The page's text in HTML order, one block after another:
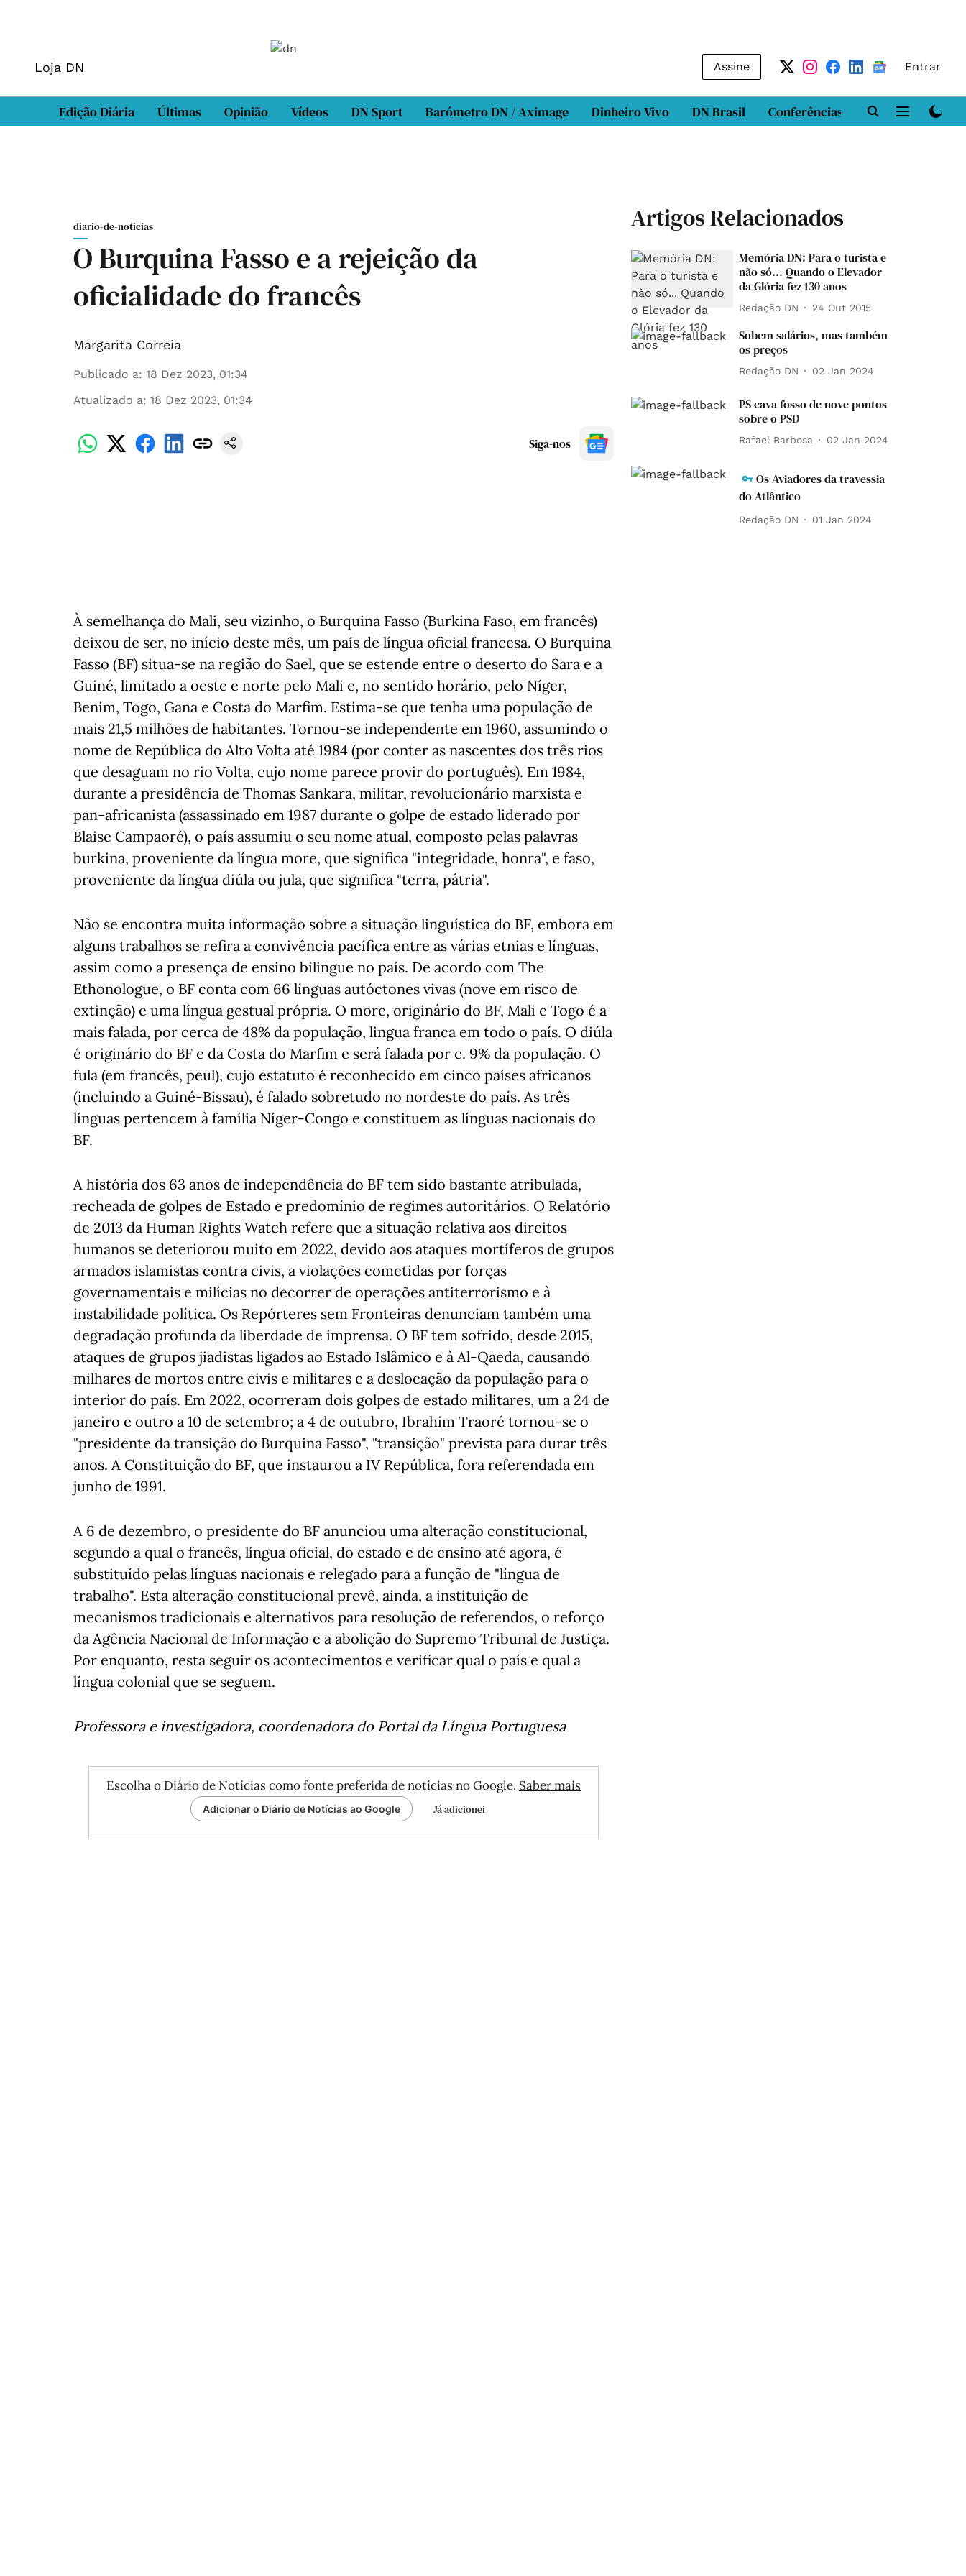
Loja DN Assine Entrar
Edição Diária Últimas Opinião Vídeos DN Sport Barómetro DN / Aximage Dinheiro Vivo DN Brasil Conferências DN LAB
diario-de-noticias
O Burquina Fasso e a rejeição da
oficialidade do francês
Margarita Correia
Publicado a: 18 Dez 2023, 01:34
Atualizado a: 18 Dez 2023, 01:34
Siga-nos
À semelhança do Mali, seu vizinho, o Burquina Fasso (Burkina Faso, em francês)
deixou de ser, no início deste mês, um país de língua oficial francesa. O Burquina
Fasso (BF) situa-se na região do Sael, que se estende entre o deserto do Sara e a
Guiné, limitado a oeste e norte pelo Mali e, no sentido horário, pelo Níger,
Benim, Togo, Gana e Costa do Marfim. Estima-se que tenha uma população de
mais 21,5 milhões de habitantes. Tornou-se independente em 1960, assumindo o
nome de República do Alto Volta até 1984 (por conter as nascentes dos três rios
que desaguam no rio Volta, cujo nome parece provir do português). Em 1984,
durante a presidência de Thomas Sankara, militar, revolucionário marxista e
pan-africanista (assassinado em 1987 durante o golpe de estado liderado por
Blaise Campaoré), o país assumiu o seu nome atual, composto pelas palavras
burkina, proveniente da língua more, que significa "integridade, honra", e faso,
proveniente da língua diúla ou jula, que significa "terra, pátria".
Não se encontra muita informação sobre a situação linguística do BF, embora em
alguns trabalhos se refira a convivência pacífica entre as várias etnias e línguas,
assim como a presença de ensino bilingue no país. De acordo com The
Ethonologue, o BF conta com 66 línguas autóctones vivas (nove em risco de
extinção) e uma língua gestual própria. O more, originário do BF, Mali e Togo é a
mais falada, por cerca de 48% da população, lingua franca em todo o país. O diúla
é originário do BF e da Costa do Marfim e será falada por c. 9% da população. O
fula (em francês, peul), cujo estatuto é reconhecido em cinco países africanos
(incluindo a Guiné-Bissau), é falado sobretudo no nordeste do país. As três
línguas pertencem à família Níger-Congo e constituem as línguas nacionais do
BF.
A história dos 63 anos de independência do BF tem sido bastante atribulada,
recheada de golpes de Estado e predomínio de regimes autoritários. O Relatório
de 2013 da Human Rights Watch refere que a situação relativa aos direitos
humanos se deteriorou muito em 2022, devido aos ataques mortíferos de grupos
armados islamistas contra civis, a violações cometidas por forças
governamentais e milícias no decorrer de operações antiterrorismo e à
instabilidade política. Os Repórteres sem Fronteiras denunciam também uma
degradação profunda da liberdade de imprensa. O BF tem sofrido, desde 2015,
ataques de grupos jiadistas ligados ao Estado Islâmico e à Al-Qaeda, causando
milhares de mortos entre civis e militares e a deslocação da população para o
interior do país. Em 2022, ocorreram dois golpes de estado militares, um a 24 de
janeiro e outro a 10 de setembro; a 4 de outubro, Ibrahim Traoré tornou-se o
"presidente da transição do Burquina Fasso", "transição" prevista para durar três
anos. A Constituição do BF, que instaurou a IV República, fora referendada em
junho de 1991.
A 6 de dezembro, o presidente do BF anunciou uma alteração constitucional,
segundo a qual o francês, língua oficial, do estado e de ensino até agora, é
substituído pelas línguas nacionais e relegado para a função de "língua de
trabalho". Esta alteração constitucional prevê, ainda, a instituição de
mecanismos tradicionais e alternativos para resolução de referendos, o reforço
da Agência Nacional de Informação e a abolição do Supremo Tribunal de Justiça.
Por enquanto, resta seguir os acontecimentos e verificar qual o país e qual a
língua colonial que se seguem.
Professora e investigadora, coordenadora do Portal da Língua Portuguesa
Escolha o Diário de Notícias como fonte preferida de notícias no Google. Saber mais
Adicionar o Diário de Notícias ao Google Já adicionei
Artigos Relacionados
Memória DN: Para o turista e
não só... Quando o Elevador
da Glória fez 130 anos
Redação DN 24 Out 2015
Sobem salários, mas também
os preços
Redação DN 02 Jan 2024
PS cava fosso de nove pontos
sobre o PSD
Rafael Barbosa 02 Jan 2024
Os Aviadores da travessia
do Atlântico
Redação DN 01 Jan 2024